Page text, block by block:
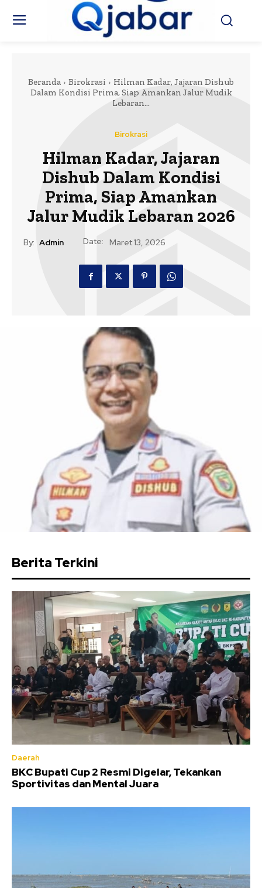
Beranda Birokrasi
Hilman Kadar, Jajaran Dishub
Dalam Kondisi Prima, Siap Amankan Jalur Mudik
Lebaran...
Birokrasi
Hilman Kadar, Jajaran
Dishub Dalam Kondisi
Prima, Siap Amankan
Jalur Mudik Lebaran 2026
By: Admin Date: Maret 13, 2026
Berita Terkini
Daerah
BKC Bupati Cup 2 Resmi Digelar, Tekankan
Sportivitas dan Mental Juara